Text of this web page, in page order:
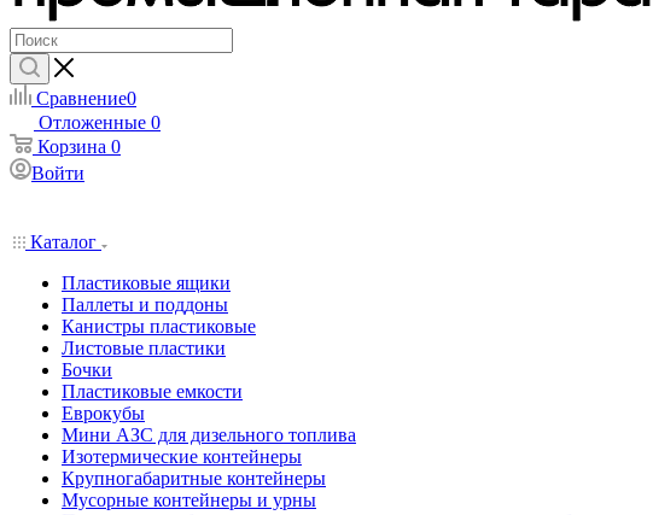
Сравнение0
Отложенные 0
Корзина 0
Войти
Каталог
Пластиковые ящики
Паллеты и поддоны
Канистры пластиковые
Листовые пластики
Бочки
Пластиковые емкости
Еврокубы
Мини АЗС для дизельного топлива
Изотермические контейнеры
Крупногабаритные контейнеры
Мусорные контейнеры и урны